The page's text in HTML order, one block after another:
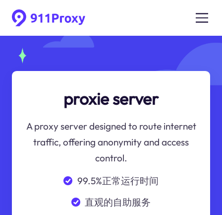
proxie server
A proxy server designed to route internet
traffic, offering anonymity and access
control.
99.5%正常运行时间
直观的自助服务